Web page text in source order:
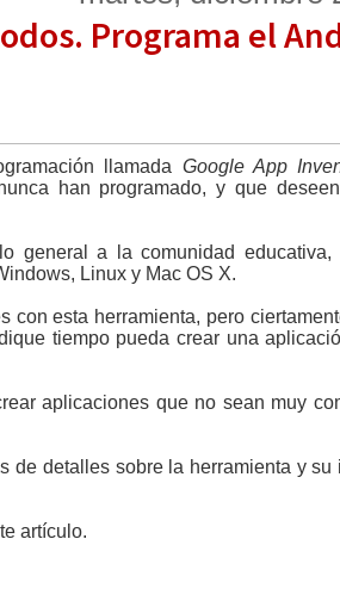
Programa el
llamada Google App
han programado, y que
general a la comunidad educativa,
Linux y Mac OS X.
con esta herramienta, pero
tiempo pueda crear una
aplicaciones que no sean muy
de detalles sobre la herramienta y su
artículo.